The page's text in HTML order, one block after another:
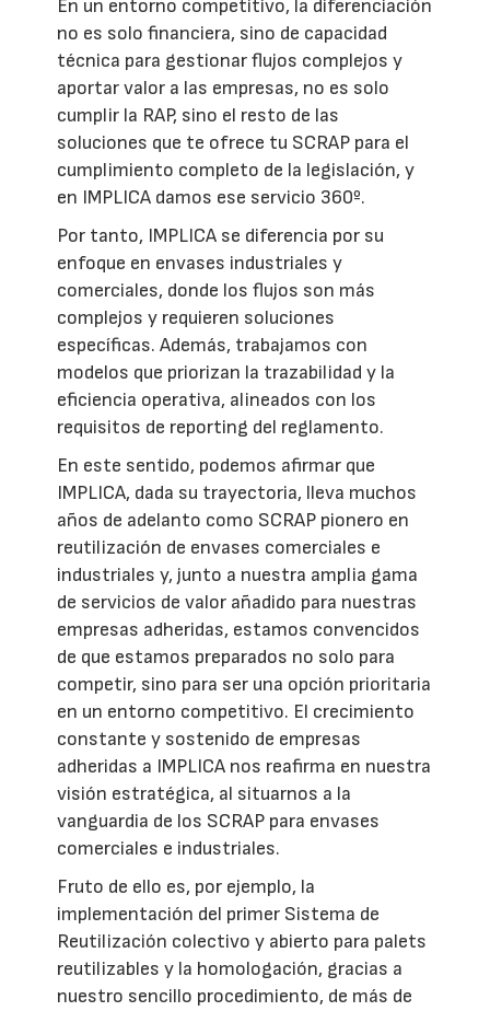
En un entorno competitivo, la diferenciación
no es solo financiera, sino de capacidad
técnica para gestionar flujos complejos y
aportar valor a las empresas, no es solo
cumplir la RAP, sino el resto de las
soluciones que te ofrece tu SCRAP para el
cumplimiento completo de la legislación, y
en IMPLICA damos ese servicio 360º.
Por tanto, IMPLICA se diferencia por su
enfoque en envases industriales y
comerciales, donde los flujos son más
complejos y requieren soluciones
específicas. Además, trabajamos con
modelos que priorizan la trazabilidad y la
eficiencia operativa, alineados con los
requisitos de reporting del reglamento.
En este sentido, podemos afirmar que
IMPLICA, dada su trayectoria, lleva muchos
años de adelanto como SCRAP pionero en
reutilización de envases comerciales e
industriales y, junto a nuestra amplia gama
de servicios de valor añadido para nuestras
empresas adheridas, estamos convencidos
de que estamos preparados no solo para
competir, sino para ser una opción prioritaria
en un entorno competitivo. El crecimiento
constante y sostenido de empresas
adheridas a IMPLICA nos reafirma en nuestra
visión estratégica, al situarnos a la
vanguardia de los SCRAP para envases
comerciales e industriales.
Fruto de ello es, por ejemplo, la
implementación del primer Sistema de
Reutilización colectivo y abierto para palets
reutilizables y la homologación, gracias a
nuestro sencillo procedimiento, de más de